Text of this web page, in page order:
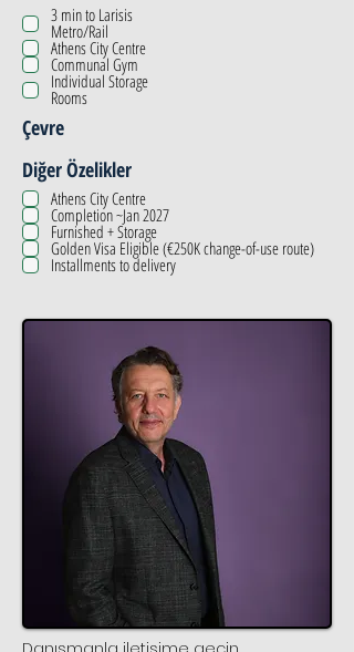
3 min to Larisis
Metro/Rail
Athens City Centre
Communal Gym
Individual Storage
Rooms
Çevre
Diğer Özelikler
Athens City Centre
Completion ~Jan 2027
Furnished + Storage
Golden Visa Eligible (€250K change-of-use route)
Installments to delivery